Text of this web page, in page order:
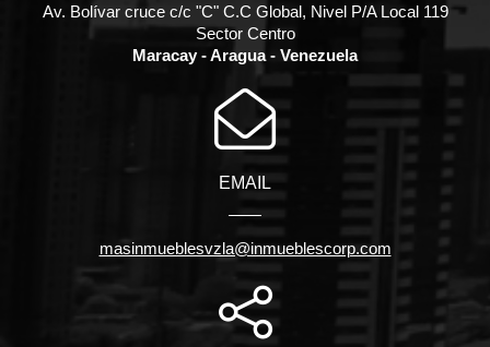
Av. Bolívar cruce c/c "C" C.C Global, Nivel P/A Local 119
Sector Centro
Maracay - Aragua - Venezuela
EMAIL
masinmueblesvzla@inmueblescorp.com